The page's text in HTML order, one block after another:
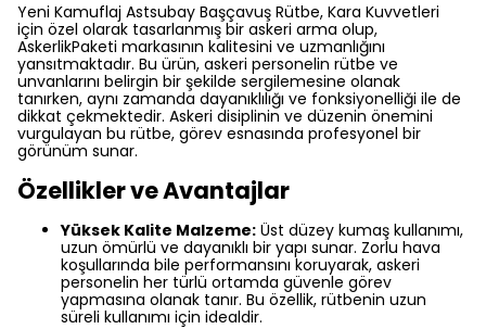
Yeni Kamuflaj Astsubay Başçavuş Rütbe, Kara Kuvvetleri
için özel olarak tasarlanmış bir askeri arma olup,
AskerlikPaketi markasının kalitesini ve uzmanlığını
yansıtmaktadır. Bu ürün, askeri personelin rütbe ve
unvanlarını belirgin bir şekilde sergilemesine olanak
tanırken, aynı zamanda dayanıklılığı ve fonksiyonelliği ile de
dikkat çekmektedir. Askeri disiplinin ve düzenin önemini
vurgulayan bu rütbe, görev esnasında profesyonel bir
görünüm sunar.
Özellikler ve Avantajlar
Yüksek Kalite Malzeme: Üst düzey kumaş kullanımı,
uzun ömürlü ve dayanıklı bir yapı sunar. Zorlu hava
koşullarında bile performansını koruyarak, askeri
personelin her türlü ortamda güvenle görev
yapmasına olanak tanır. Bu özellik, rütbenin uzun
süreli kullanımı için idealdir.